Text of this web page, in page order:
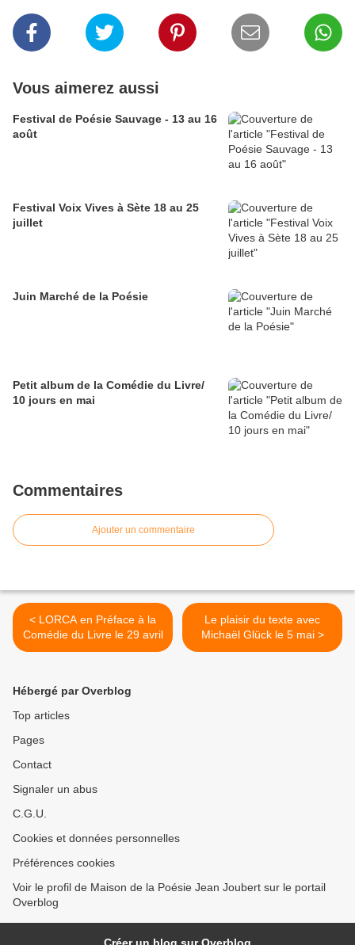
Vous aimerez aussi
Festival de Poésie Sauvage - 13 au 16
août
Festival Voix Vives à Sète 18 au 25
juillet
Juin Marché de la Poésie
Petit album de la Comédie du Livre/
10 jours en mai
Commentaires
Ajouter un commentaire
< LORCA en Préface à la
Comédie du Livre le 29 avril
Le plaisir du texte avec
Michaël Glück le 5 mai >
Hébergé par Overblog
Top articles
Pages
Contact
Signaler un abus
C.G.U.
Cookies et données personnelles
Préférences cookies
Voir le profil de Maison de la Poésie Jean Joubert sur le portail
Overblog